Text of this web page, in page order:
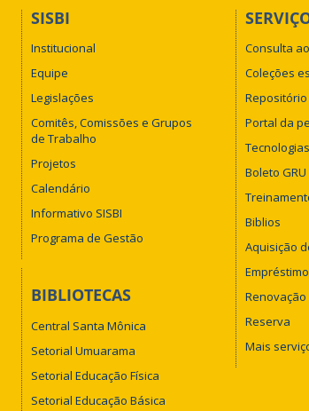
SISBI
Institucional
Equipe
Legislações
Comitês, Comissões e Grupos
de Trabalho
Projetos
Calendário
Informativo SISBI
Programa de Gestão
BIBLIOTECAS
Central Santa Mônica
Setorial Umuarama
Setorial Educação Física
Setorial Educação Básica
Consulta
Coleções
Portal da
Tecnologias
Boleto GRU
Biblios
Aquisição
Empréstimo
Renovação
Reserva
Mais